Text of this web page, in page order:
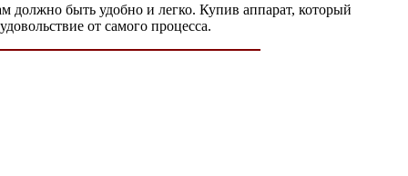
должно быть удобно и легко. Купив аппарат, который
от самого процесса.